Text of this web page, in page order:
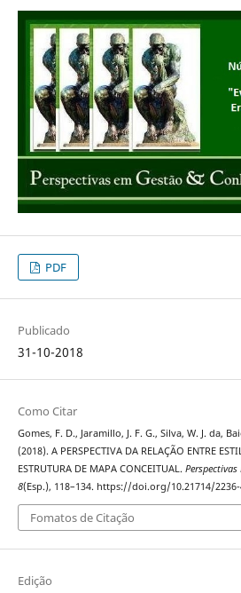
PDF
Publicado
31-10-2018
Como Citar
Gomes, F. D., Jaramillo, J. F. G., Silva, W. J. da,
(2018). A PERSPECTIVA DA RELAÇÃO ENTRE
ESTRUTURA DE MAPA CONCEITUAL.
8(Esp.), 118–134. https://doi.org/10.21714/2236-
Fomatos de Citação
Edição